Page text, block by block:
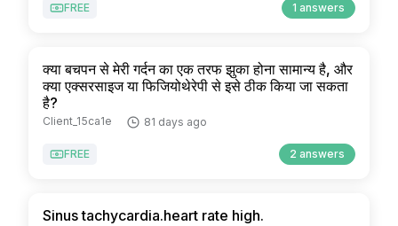
FREE 1 answers
क्या बचपन से मेरी गर्दन का एक तरफ झुका होना सामान्य है, और
क्या एक्सरसाइज या फिजियोथेरेपी से इसे ठीक किया जा सकता
है?
Client_15ca1e 81 days ago
FREE 2 answers
Sinus tachycardia.heart rate high.